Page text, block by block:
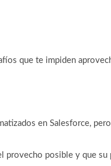
que te impiden
en Salesforce,
posible y que